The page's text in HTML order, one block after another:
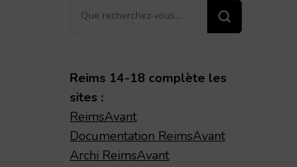
Vous
Reims 14-18 complète les
sites :
ReimsAvant
Documentation ReimsAvant
Archi ReimsAvant